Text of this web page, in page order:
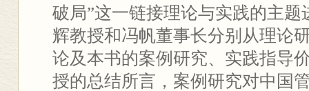
破局”这一链接理论与实践的主
辉教授和冯帆董事长分别从理论
论及本书的案例研究、实践指导
授的总结所言，案例研究对中国